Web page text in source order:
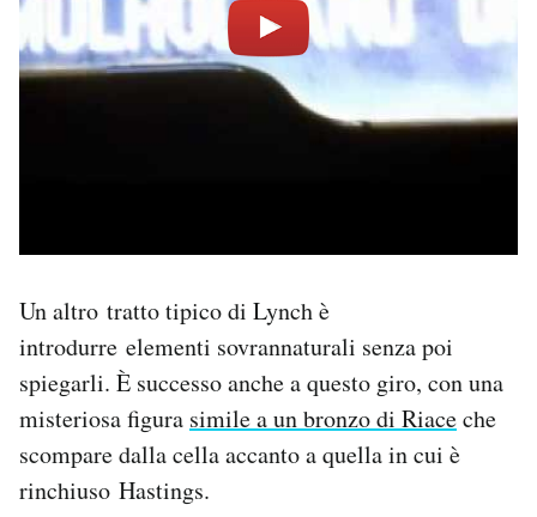
Un altro tratto tipico di Lynch è
introdurre elementi sovrannaturali senza poi
spiegarli. È successo anche a questo giro, con una
misteriosa figura simile a un bronzo di Riaceche
scompare dalla cella accanto a quella in cui è
rinchiuso Hastings.